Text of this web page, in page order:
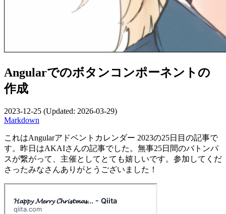
Angularでのボタンコンポーネントの
作成
2023-12-25 (Updated: 2026-03-29)
Markdown
これはAngularアドベントカレンダー 2023の25日目の記事で
す。昨日はAKAIさんの記事でした。無事25日間のバトンパ
スが繋がって、主催としてとても嬉しいです。参加してくだ
さったみなさんありがとうございました！